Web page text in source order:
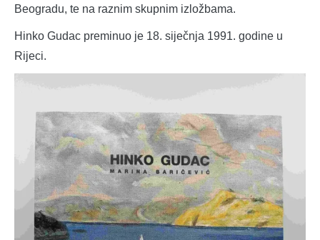
Beogradu, te na raznim skupnim izložbama.
Hinko Gudac preminuo je 18. siječnja 1991. godine u
Rijeci.